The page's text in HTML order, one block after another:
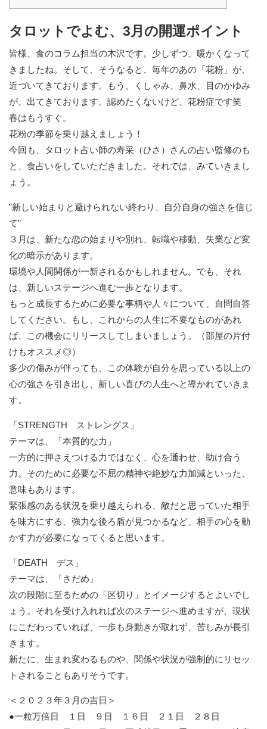
タロットでよむ、3月の開運ポイント
皆様、食のコラム担当の木沢です。少しずつ、暖かくなって
きましたね。そして、そうなると、毎年のあの「花粉」が、
近づいてきております。もう、くしゃみ、鼻水、目のかゆみ
が、出てきております。認めたくないけど、花粉症です笑
春はもうすぐ。
花粉の季節を乗り越えましょう！
今回も、タロット占い師の寿采（ひさ）さんの占い監修のも
と、食占いをしていただきました。それでは、みていきまし
ょう。
”新しい始まりと避けられない終わり、自分自身の強さを信じ
て”
３月は、新たな恋の始まりや別れ、転職や移動、失業など変
化の暗示があります。
環境や人間関係が一新されるかもしれません。でも、それ
は、新しいステージへ進む一歩となります。
もっと成長するために必要な事柄や人々について、自問自答
してください。もし、これからの人生に不要なものがあれ
ば、この機会にリリースしてしまいましょう。（部屋の片付
けもオススメ◎）
多少の傷みが伴っても、この体験が自分を思っている以上の
心の強さを引き出し、新しい喜びの人生へと導かれていきま
す。
「STRENGTH ストレングス」
テーマは、「本質的な力」
一方的に押さえつける力ではなく、心を通わせ、助け合う
力。そのために必要な不屈の精神や絶妙な力加減といった、
意味もあります。
緊張感のある状況を乗り越えられる、敵だと思っていた相手
を味方にする、強力な後ろ盾が見つかるなど、相手の心を動
かす力が必要になってくると思います。
「DEATH デス」
テーマは、「さだめ」
次の段階に至るための「区切り」とイメージするとよいでし
ょう。それを受け入れれば次のステージへ進めますが、現状
にこだわっていれば、一歩も身動きが取れず、苦しみが長引
きます。
新たに、生まれ変わるものや、関係や状況が強制的にリセッ
トされることもありそうです。
＜２０２３年３月の吉日＞
●一粒万倍日 １日 ９日 １６日 ２１日 ２８日